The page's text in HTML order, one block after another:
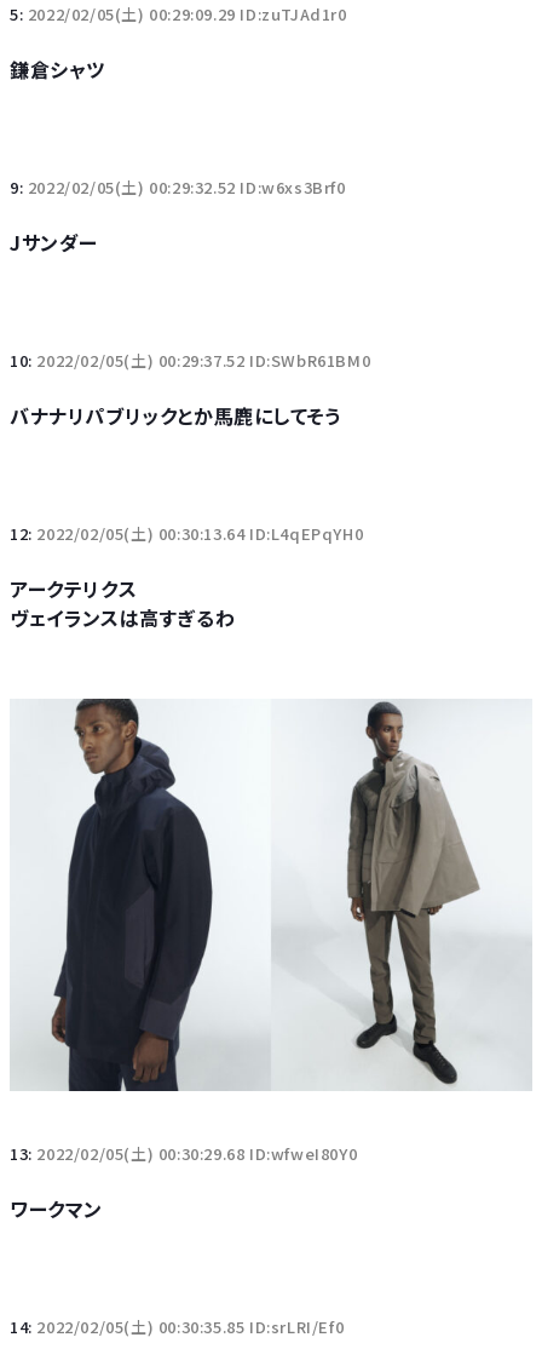
5: 2022/02/05(土) 00:29:09.29 ID:zuTJAd1r0
鎌倉シャツ
9: 2022/02/05(土) 00:29:32.52 ID:w6xs3Brf0
Jサンダー
10: 2022/02/05(土) 00:29:37.52 ID:SWbR61BM0
バナナリパブリックとか馬鹿にしてそう
12: 2022/02/05(土) 00:30:13.64 ID:L4qEPqYH0
アークテリクス
ヴェイランスは高すぎるわ
13: 2022/02/05(土) 00:30:29.68 ID:wfweI80Y0
ワークマン
14: 2022/02/05(土) 00:30:35.85 ID:srLRI/Ef0